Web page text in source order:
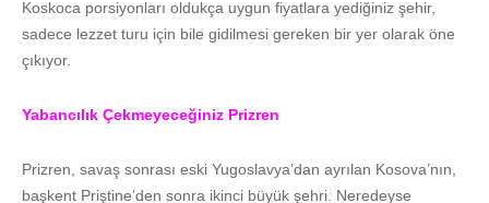
Koskoca porsiyonları oldukça uygun fiyatlara yediğiniz şehir,
sadece lezzet turu için bile gidilmesi gereken bir yer olarak öne
çıkıyor.
Yabancılık Çekmeyeceğiniz Prizren
Prizren, savaş sonrası eski Yugoslavya’dan ayrılan Kosova’nın,
başkent Priştine’den sonra ikinci büyük şehri. Neredeyse